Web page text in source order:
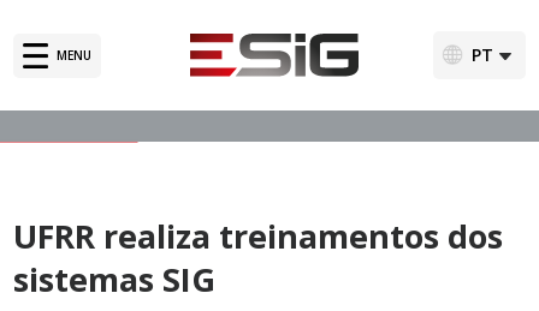
MENU
Clientes
Notícias
Sistemas SIG – 20 anos
PT
UFRR realiza treinamentos dos
sistemas SIG